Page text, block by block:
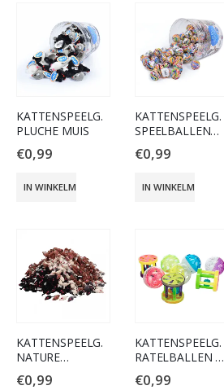
KATTENSPEELG.
PLUCHE MUIS
€0,99
IN WINKELMAND
KATTENSPEELG.
SPEELBALLEN
SCHUIMRUBBER
€0,99
IN WINKELMAND
KATTENSPEELG.
NATURE
BONTMUISJE
€0,99
KATTENSPEELG.
RATELBALLEN &
ROLLERS
€0,99